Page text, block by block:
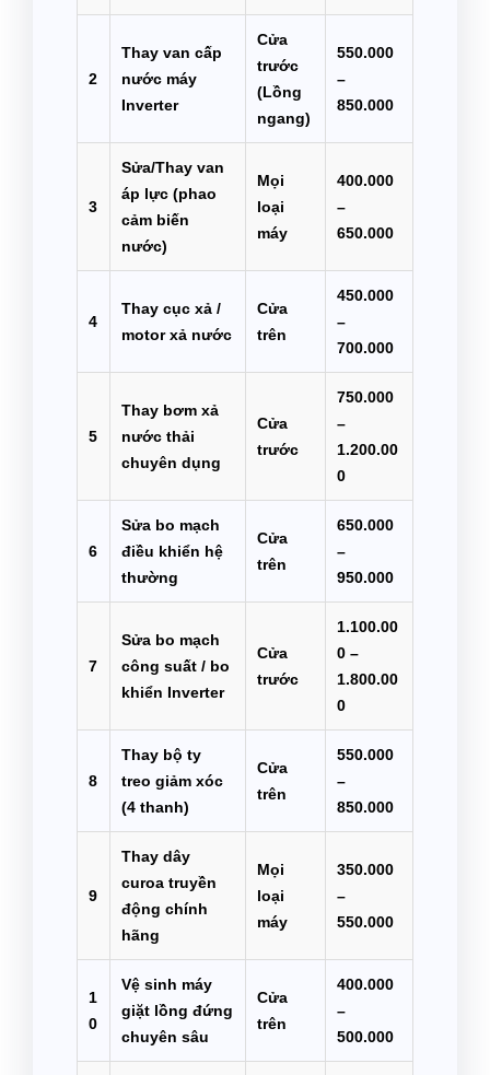
2
Thay van cấp
nước máy
Inverter
Cửa
trước
(Lồng
ngang)
550.000
–
850.000
3
Sửa/Thay van
áp lực (phao
cảm biến
nước)
Mọi
loại
máy
400.000
–
650.000
4
Thay cục xả /
motor xả nước
Cửa
trên
450.000
–
700.000
5
Thay bơm xả
nước thải
chuyên dụng
Cửa
trước
750.000
–
1.200.00
0
6
Sửa bo mạch
điều khiển hệ
thường
Cửa
trên
650.000
–
950.000
7
Sửa bo mạch
công suất / bo
khiển Inverter
Cửa
trước
1.100.00
0 –
1.800.00
0
8
Thay bộ ty
treo giảm xóc
(4 thanh)
Cửa
trên
550.000
–
850.000
9
Thay dây
curoa truyền
động chính
hãng
Mọi
loại
máy
350.000
–
550.000
1
0
Vệ sinh máy
giặt lồng đứng
chuyên sâu
Cửa
trên
400.000
–
500.000